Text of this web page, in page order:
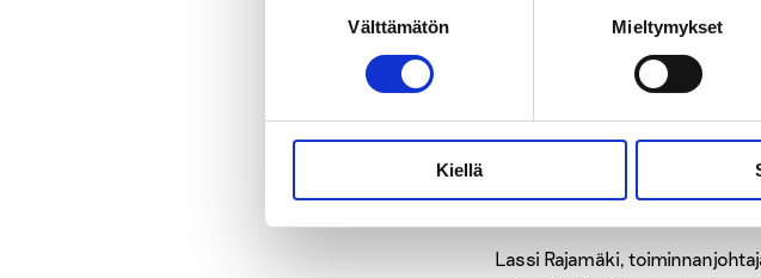
Välttämätön Mieltymykset
Kiellä
p. 040 669 0519,
Pekka Lund, toiminnanjohtaja,
Juha Pantzar, toimitusjohtaja,
p. 050 313 0523,
Lassi Rajamäki,